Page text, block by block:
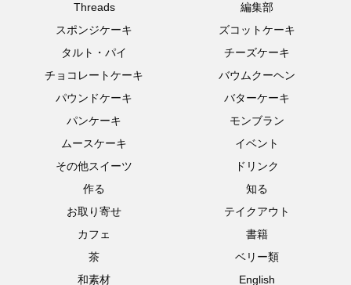
Threads
編集部
スポンジケーキ
ズコットケーキ
タルト・パイ
チーズケーキ
チョコレートケーキ
バウムクーヘン
パウンドケーキ
バターケーキ
パンケーキ
モンブラン
ムースケーキ
イベント
その他スイーツ
ドリンク
作る
知る
お取り寄せ
テイクアウト
カフェ
書籍
茶
ベリー類
和素材
English